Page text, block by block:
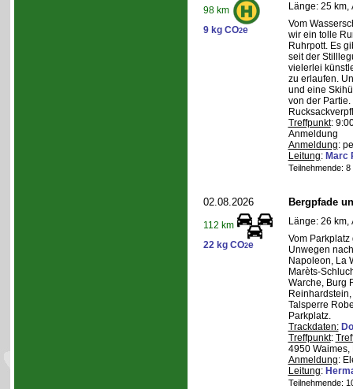
98 km
9 kg CO2e
Länge: 25 km,
Vom
wir ein tolle
Ruhrpott. Es
seit der
vielerlei
zu erlaufen.
und eine
von der Partie.
Treffpunkt:
Anmeldung
Anmeldung:
Leitung: Marc
Teilnehmende:
02.08.2026
112 km
22 kg CO2e
Bergpfade
Länge: 26 km,
Vom
Unwegen
Napoleon, La
Marèts-
Warche, Burg
Talsperre
Parkplatz.
Trackdaten:
Treffpunkt:
4950 Waimes,
Anmeldung:
Leitung:
Teilnehmende: